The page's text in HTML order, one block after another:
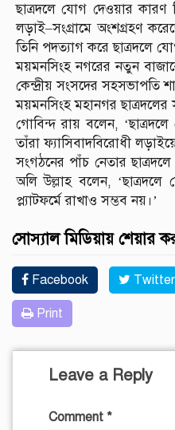
ছাত্রদলে যোগ দেওয়ার কারণ
লড়াই–সংগ্রামে অংশগ্রহণ
তিনি পদত্যাগ করে ছাত্রদলে
ময়মনসিংহ নগরের নতুন
কেন্দ্রীয় সংসদের
ময়মনসিংহ মহানগর
গোবিন্দ রায় বলেন,
তাঁরা ফ্যাসিবাদবিরোধী
সংগঠনের পাঁচ নেতার
অলি উল্লাহ বলেন,
প্ল্যাটফর্মে রাখাও সম্ভব নয়।’
সোস্যাল মিডিয়ায় শেয়ার
Facebook Twitter
Print
Leave a Reply
Comment *